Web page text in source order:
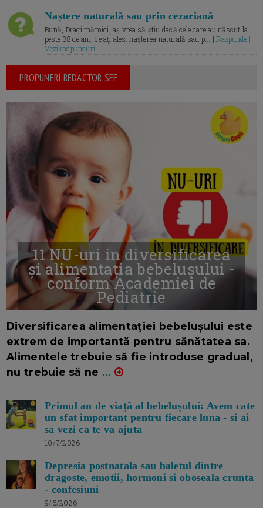
Naștere naturală sau prin cezariană
Bună, Dragi mămici, aș vrea să știu dacă cele care au născut la
peste 38 de ani, ce ați ales: nașterea naturală sau p... |Raspunde |
Vezi raspunsuri
PROPUNERI REDACTOR SEF
11 NU-uri in diversificarea
și alimentația bebelușului -
conform Academiei de
Pediatrie
Diversificarea alimentației bebelușului este
extrem de importantă pentru sănătatea sa.
Alimentele trebuie să fie introduse gradual,
nu trebuie să ne ...
Primul an de viață al bebelușului: Avem cate
un sfat important pentru fiecare luna - si ai
sa vezi ca te va ajuta
10/7/2026
Depresia postnatala sau baletul dintre
dragoste, emotii, hormoni si oboseala crunta
- confesiuni
9/6/2026